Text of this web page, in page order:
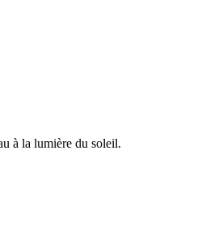
à la lumière du soleil.